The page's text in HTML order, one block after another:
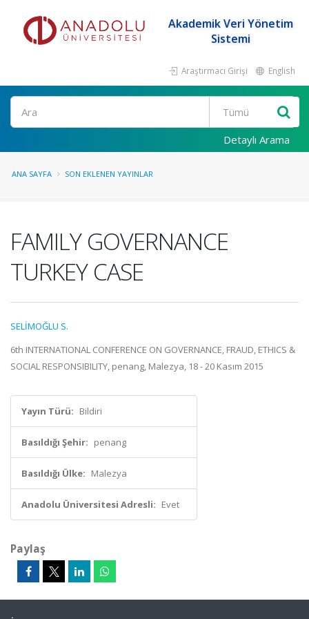
Akademik Veri Yönetim
Sistemi
Araştırmacı Girişi English
Ara
Detaylı Arama
ANA SAYFA SON EKLENEN YAYINLAR
FAMILY GOVERNANCE
TURKEY CASE
SELİMOĞLU S.
6th INTERNATIONAL CONFERENCE ON GOVERNANCE, FRAUD, ETHICS &
SOCIAL RESPONSIBILITY, penang, Malezya, 18 - 20 Kasım 2015
Yayın Türü: Bildiri
Basıldığı Şehir: penang
Basıldığı Ülke: Malezya
Anadolu Üniversitesi Adresli: Evet
Paylaş